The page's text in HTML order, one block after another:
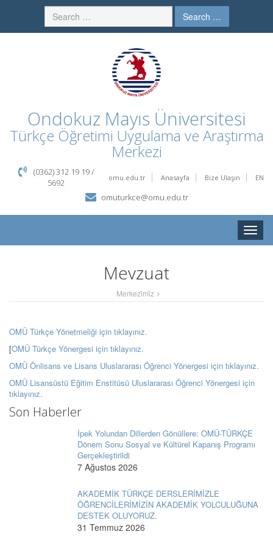
Search …
Ondokuz Mayıs Üniversitesi
Türkçe Öğretimi Uygulama ve Araştırma
Merkezi
omu.edu.tr Anasayfa Bize Ulaşın EN
(0362) 312 19 19 /
5692
omuturkce@omu.edu.tr
Toggle
Mevzuat
Merkezi̇mi̇z
OMÜ Türkçe Yönetmeliği için tıklayınız.
[OMÜ Türkçe Yönergesi için tıklayınız.
OMÜ Önlisans ve Lisans Uluslararası Öğrenci Yönergesi için tıklayınız.
OMÜ Lisansüstü Eğitim Enstitüsü Uluslararası Öğrenci Yönergesi için
tıklayınız.
Son Haberler
İpek Yolundan Dillerden Gönüllere: OMÜ-TÜRKÇE
Dönem Sonu Sosyal ve Kültürel Kapanış Programı
Gerçekleştirildi
7 Ağustos 2026
AKADEMİK TÜRKÇE DERSLERİMİZLE
ÖĞRENCİLERİMİZİN AKADEMİK YOLCULUĞUNA
DESTEK OLUYORUZ.
31 Temmuz 2026